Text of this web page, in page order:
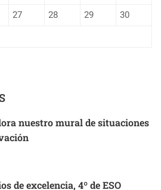
27 28 29
30
nuestro mural de situaciones
de excelencia, 4º de ESO